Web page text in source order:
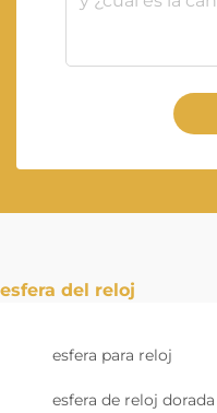
esfera del reloj
esfera para reloj
esfera de reloj dorada